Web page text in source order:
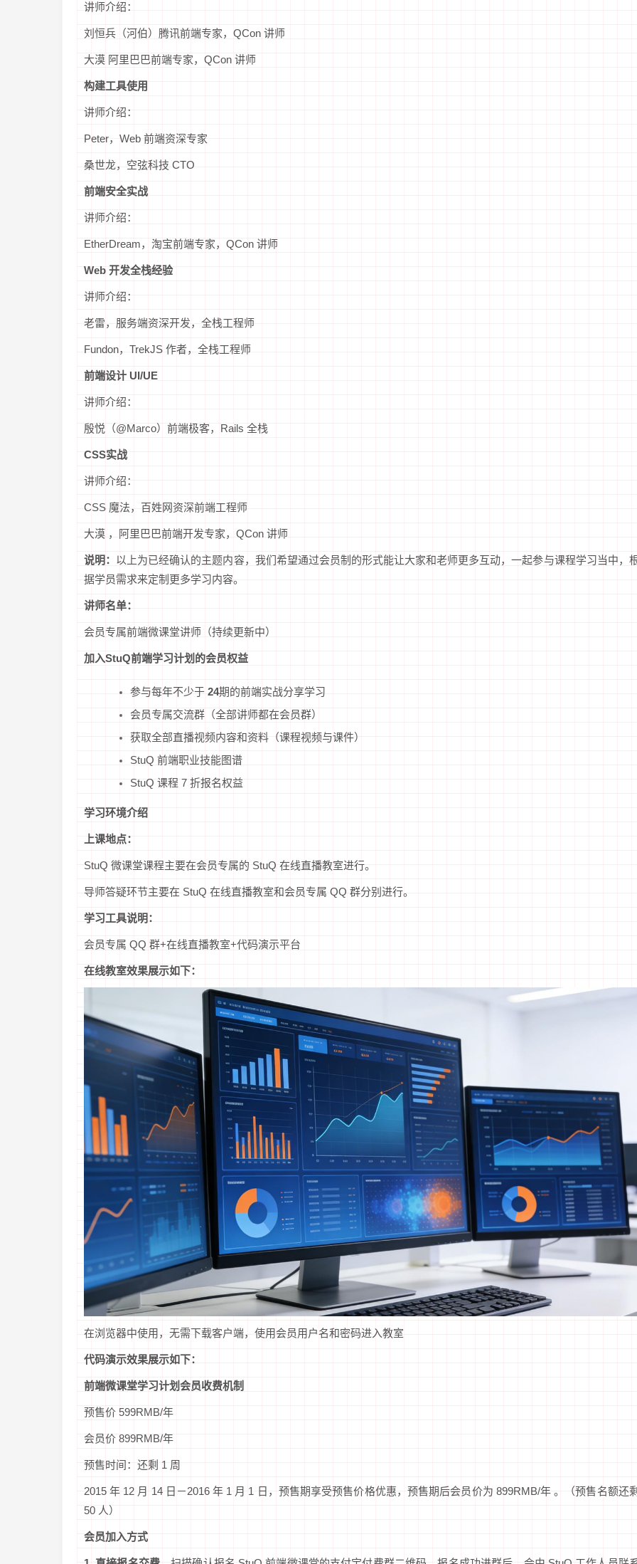
讲师介绍：
刘恒兵（河伯）腾讯前端专家，QCon 讲师
大漠 阿里巴巴前端专家，QCon 讲师
构建工具使用
讲师介绍：
Peter，Web 前端资深专家
桑世龙，空弦科技 CTO
前端安全实战
讲师介绍：
EtherDream，淘宝前端专家，QCon 讲师
Web 开发全栈经验
讲师介绍：
老雷，服务端资深开发，全栈工程师
Fundon，TrekJS 作者，全栈工程师
前端设计 UI/UE
讲师介绍：
殷悦（@Marco）前端极客，Rails 全栈
CSS实战
讲师介绍：
CSS 魔法，百姓网资深前端工程师
大漠 ，阿里巴巴前端开发专家，QCon 讲师
说明： 以上为已经确认的主题内容，我们希望通过会员制的形式能让大家和老师更多互动，一起参与课程学习当中，
据学员需求来定制更多学习内容。
讲师名单：
会员专属前端微课堂讲师（持续更新中）
加入StuQ前端学习计划的会员权益
参与每年不少于 24期的前端实战分享学习
会员专属交流群（全部讲师都在会员群）
获取全部直播视频内容和资料（课程视频与课件）
StuQ 前端职业技能图谱
StuQ 课程 7 折报名权益
学习环境介绍
上课地点：
StuQ 微课堂课程主要在会员专属的 StuQ 在线直播教室进行。
导师答疑环节主要在 StuQ 在线直播教室和会员专属 QQ 群分别进行。
学习工具说明：
会员专属 QQ 群+在线直播教室+代码演示平台
在线教室效果展示如下：
在浏览器中使用，无需下载客户端，使用会员用户名和密码进入教室
代码演示效果展示如下：
前端微课堂学习计划会员收费机制
预售价 599RMB/年
会员价 899RMB/年
预售时间：还剩 1 周
2015 年 12 月 14 日－2016 年 1 月 1 日，预售期享受预售价格优惠，预售期后会员价为 899RMB/年 。（预售名额还
50 人）
会员加入方式